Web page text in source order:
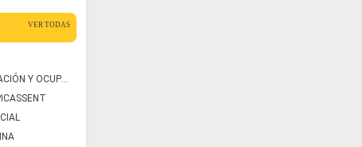
VER TODAS
INSTITUTO DE FORMACIÓN Y OCUPACIÓN DE CALVIÁ